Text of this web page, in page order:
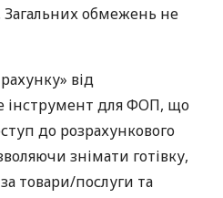
обмежень не
від
інструмент для ФОП, що
до розрахункового
знімати готівку,
товари/послуги та